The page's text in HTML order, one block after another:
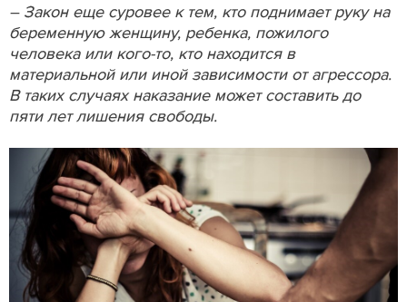
– Закон еще суровее к тем, кто поднимает руку на
беременную женщину, ребенка, пожилого
человека или кого-то, кто находится в
материальной или иной зависимости от агрессора.
В таких случаях наказание может составить до
пяти лет лишения свободы.